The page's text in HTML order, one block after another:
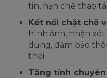
tin, hạn chế thao
Kết nối chặt chẽ
hình ảnh, nhận
dụng, đảm bảo
thời.
Tăng tính